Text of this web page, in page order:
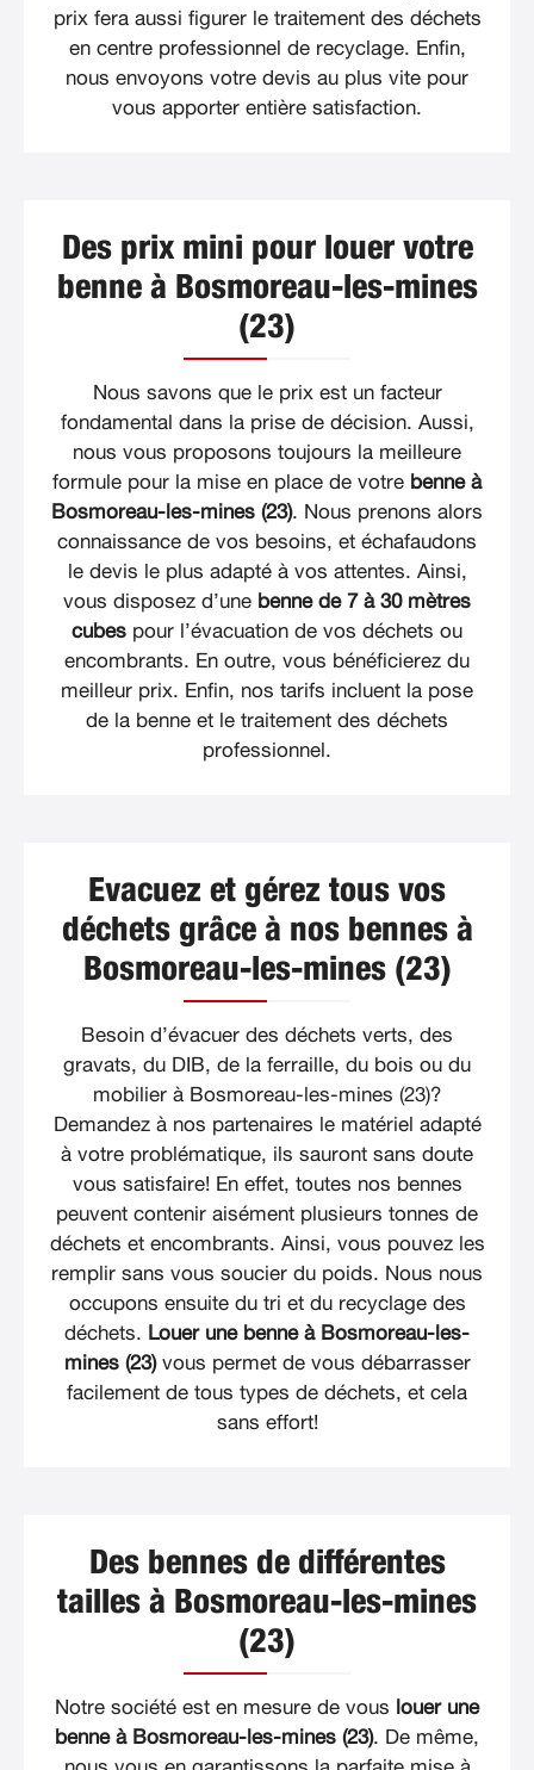
prix fera aussi figurer le traitement des déchets
en centre professionnel de recyclage. Enfin,
nous envoyons votre devis au plus vite pour
vous apporter entière satisfaction.
Des prix mini pour louer votre
benne à Bosmoreau-les-mines
(23)
Nous savons que le prix est un facteur
fondamental dans la prise de décision. Aussi,
nous vous proposons toujours la meilleure
formule pour la mise en place de votre benne à
Bosmoreau-les-mines (23). Nous prenons alors
connaissance de vos besoins, et échafaudons
le devis le plus adapté à vos attentes. Ainsi,
vous disposez d’une benne de 7 à 30 mètres
cubes pour l’évacuation de vos déchets ou
encombrants. En outre, vous bénéficierez du
meilleur prix. Enfin, nos tarifs incluent la pose
de la benne et le traitement des déchets
professionnel.
Evacuez et gérez tous vos
déchets grâce à nos bennes à
Bosmoreau-les-mines (23)
Besoin d’évacuer des déchets verts, des
gravats, du DIB, de la ferraille, du bois ou du
mobilier à Bosmoreau-les-mines (23)?
Demandez à nos partenaires le matériel adapté
à votre problématique, ils sauront sans doute
vous satisfaire! En effet, toutes nos bennes
peuvent contenir aisément plusieurs tonnes de
déchets et encombrants. Ainsi, vous pouvez les
remplir sans vous soucier du poids. Nous nous
occupons ensuite du tri et du recyclage des
déchets. Louer une benne à Bosmoreau-les-
mines (23)vous permet de vous débarrasser
facilement de tous types de déchets, et cela
sans effort!
Des bennes de différentes
tailles à Bosmoreau-les-mines
(23)
Notre société est en mesure de vous louer une
benne à Bosmoreau-les-mines (23). De même,